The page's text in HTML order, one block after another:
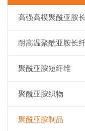
高强高模聚酰亚胺
耐高温聚酰亚胺长
聚酰亚胺短纤维
聚酰亚胺织物
聚酰亚胺制品